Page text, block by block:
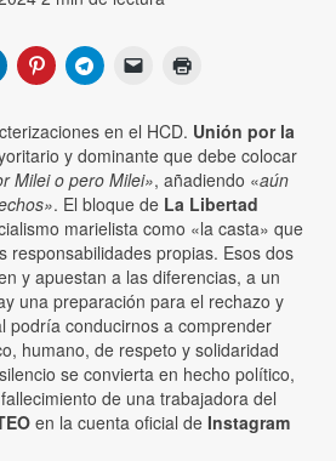
en el HCD. Unión por la
y dominante que debe colocar
Milei o pero Milei», añadiendo «aún
. El bloque de La Libertad
marielista como «la casta» que
responsabilidades propias. Esos dos
y apuestan a las diferencias, a un
una preparación para el rechazo y
podría conducirnos a comprender
humano, de respeto y solidaridad
se convierta en hecho político,
de una trabajadora del
en la cuenta oficial de Instagram